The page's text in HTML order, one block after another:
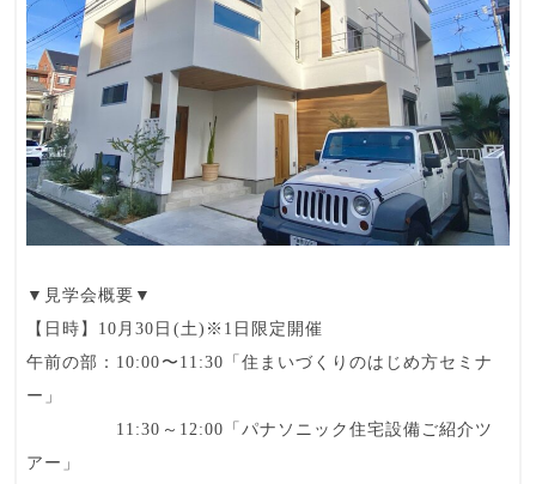
▼見学会概要▼
【日時】10月30日(土)※1日限定開催
午前の部：10:00〜11:30「住まいづくりのはじめ方セミナ
ー」
11:30～12:00「パナソニック住宅設備ご紹介ツ
アー」